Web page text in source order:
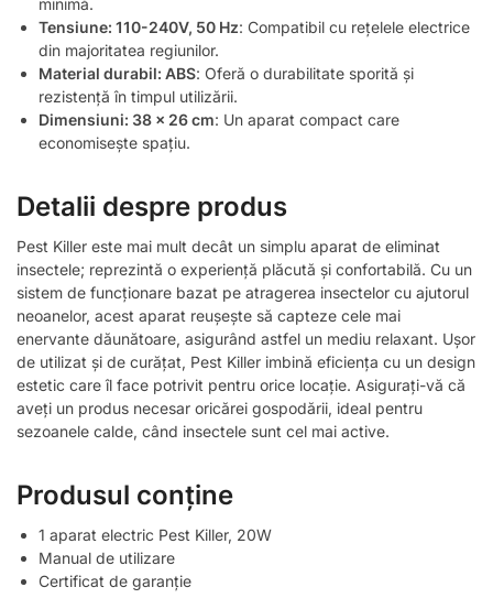
minimă.
Tensiune: 110-240V, 50 Hz: Compatibil cu rețelele electrice
din majoritatea regiunilor.
Material durabil: ABS: Oferă o durabilitate sporită și
rezistență în timpul utilizării.
Dimensiuni: 38 x 26 cm: Un aparat compact care
economisește spațiu.
Detalii despre produs
Pest Killer este mai mult decât un simplu aparat de eliminat
insectele; reprezintă o experiență plăcută și confortabilă. Cu un
sistem de funcționare bazat pe atragerea insectelor cu ajutorul
neoanelor, acest aparat reușește să capteze cele mai
enervante dăunătoare, asigurând astfel un mediu relaxant. Ușor
de utilizat și de curățat, Pest Killer imbină eficiența cu un design
estetic care îl face potrivit pentru orice locație. Asigurați-vă că
aveți un produs necesar oricărei gospodării, ideal pentru
sezoanele calde, când insectele sunt cel mai active.
Produsul conține
1 aparat electric Pest Killer, 20W
Manual de utilizare
Certificat de garanție